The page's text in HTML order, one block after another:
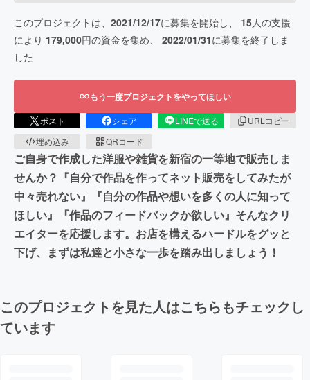
このプロジェクトは、 2021/12/17に募集を開始し、 15人の支援
により 179,000円の資金を集め、 2022/01/31に募集を終了しま
した
もう一度プロジェクトをやってほしい
ポスト シェア LINEで送る
URLコピー
埋め込み
QRコード
ご自身で作成した洋服や雑貨を新宿の一等地で販売しま
せんか？『自分で作品を作ってネット販売をしてみたが
中々売れない』『自分の作品や想いを多くの人に知って
ほしい』『作品のフィードバックか欲しい』そんなクリ
エイターを応援します。お店を構えるハードルをグッと
下げ、まずは私達と小さな一歩を踏み出しましょう！
このプロジェクトを見た人はこちらもチェックし
ています